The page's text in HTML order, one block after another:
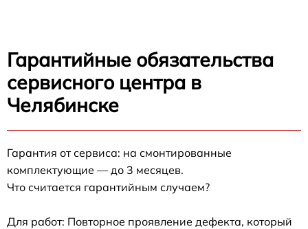
Гарантийные обязательства
сервисного центра в
Челябинске
Гарантия от сервиса: на смонтированные
комплектующие — до 3 месяцев.
Что считается гарантийным случаем?
Для работ: Повторное проявление дефекта, который